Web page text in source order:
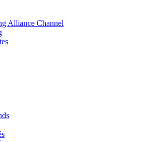
Alliance Channel